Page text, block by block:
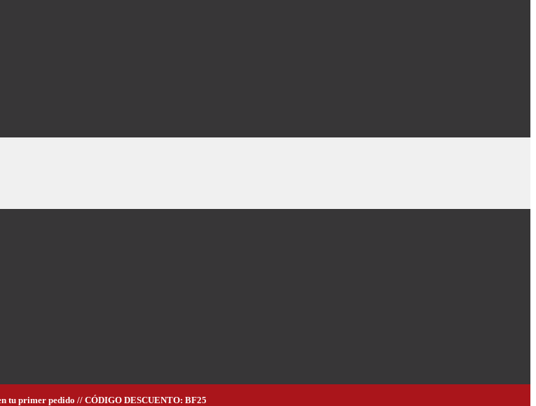
tu primer pedido // CÓDIGO DESCUENTO: BF25